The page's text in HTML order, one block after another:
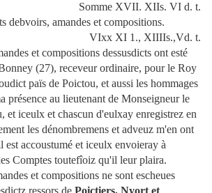
Somme XVII. XIIs. VI d. t.
debvoirs, amandes et compositions.
VIxx XI 1., XIIIIs.,Vd. t.
et compositions dessusdicts ont esté
(27), receveur ordinaire, pour le Roy
païs de Poictou, et aussi les hommages
présence au lieutenant de Monseigneur le
et iceulx et chascun d'eulxay enregistrez en
les dénombremens et adveuz m'en ont
est accoustumé et iceulx envoieray à
Comptes toutefîoiz qu'il leur plaira.
et compositions ne sont escheues